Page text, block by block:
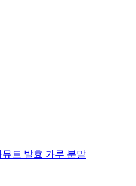
트 발효 가루 분말